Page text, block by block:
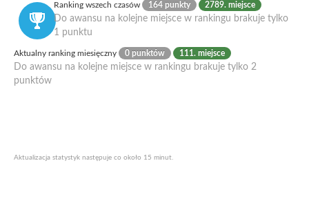
Ranking wszech czasów 164 punkty 2789. miejsce
Do awansu na kolejne miejsce w rankingu brakuje tylko
1 punktu
Aktualny ranking miesięczny 0 punktów 111. miejsce
Do awansu na kolejne miejsce w rankingu brakuje tylko 2
punktów
Aktualizacja statystyk następuje co około 15 minut.